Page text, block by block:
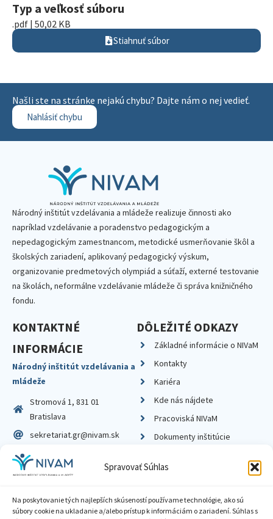
Spravovať Súhlas
Na poskytovanie tých najlepších skúseností používame technológie, ako sú
súbory cookie na ukladanie a/alebo prístup k informáciám o zariadení. Súhlas s
Typ a veľkosť súboru
.pdf | 50,02 KB
Stiahnuť súbor
Našli ste na stránke nejakú chybu? Dajte nám o nej vedieť.
Nahlásiť chybu
Národný inštitút vzdelávania a mládeže realizuje činnosti ako
napríklad vzdelávanie a poradenstvo pedagogickým a
nepedagogickým zamestnancom, metodické usmerňovanie škôl a
školských zariadení, aplikovaný pedagogický výskum,
organizovanie predmetových olympiád a súťaží, externé testovanie
na školách, neformálne vzdelávanie mládeže či správa knižničného
fondu.
KONTAKTNÉ
INFORMÁCIE
Národný inštitút vzdelávania a
mládeže
Stromová 1, 831 01
Bratislava
sekretariat.gr@nivam.sk
IČO: 00164348
DIČ: 2020798714
DÔLEŽITÉ ODKAZY
Základné informácie o NIVaM
Kontakty
Kariéra
Kde nás nájdete
Pracoviská NIVaM
Dokumenty inštitúcie